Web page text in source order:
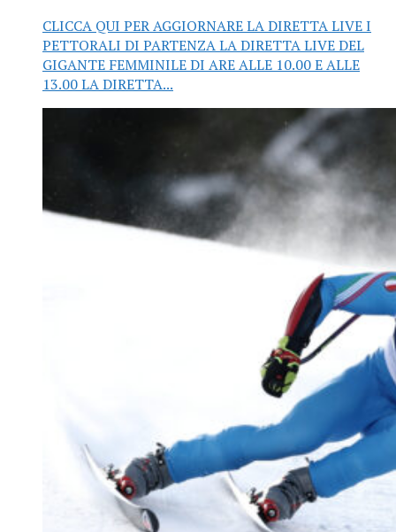
CLICCA QUI PER AGGIORNARE LA DIRETTA LIVE I
PETTORALI DI PARTENZA LA DIRETTA LIVE DEL
GIGANTE FEMMINILE DI ARE ALLE 10.00 E ALLE
13.00 LA DIRETTA...